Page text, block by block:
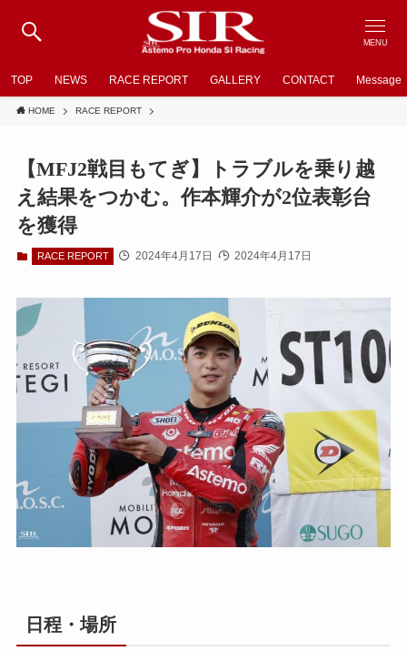
MENU
TOP NEWS RACE REPORT GALLERY CONTACT Message
HOME RACE REPORT
【MFJ2戦目もてぎ】トラブルを乗り越
え結果をつかむ。作本輝介が2位表彰台
を獲得
RACE REPORT 2024年4月17日 2024年4月17日
日程・場所